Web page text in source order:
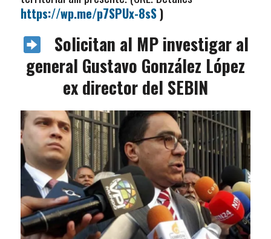
https://wp.me/p7SPUx-8sS)
Solicitan al MP investigar al
general Gustavo González López
ex director del SEBIN